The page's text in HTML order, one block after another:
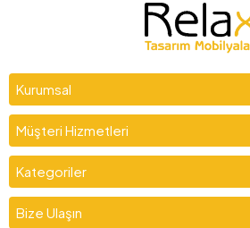
Kurumsal
Müşteri Hizmetleri
Kategoriler
Bize Ulaşın